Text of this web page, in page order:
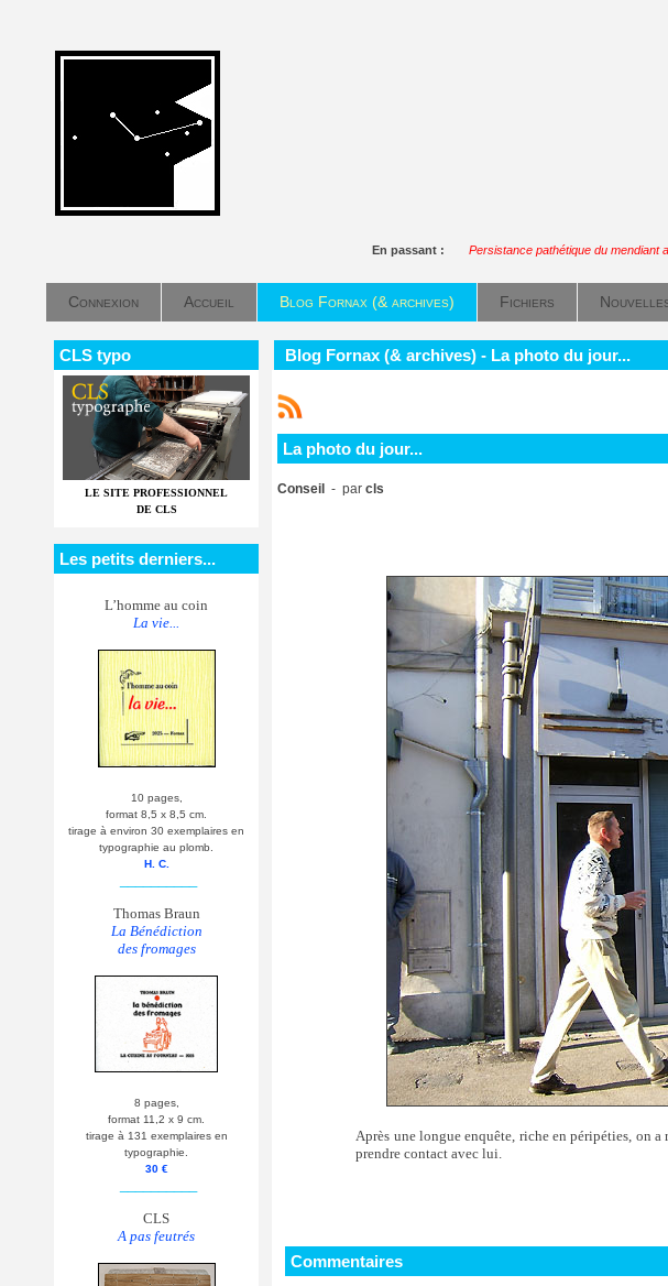
En passant : Persistance pathétique du mendiant
Connexion Accueil Blog Fornax (& archives) Fichiers
CLS typo
LE SITE PROFESSIONNEL
DE CLS
Les petits derniers...
L’homme au coin
La vie...
10 pages,
format 8,5 x 8,5 cm.
tirage à environ 30 exemplaires en
typographie au plomb.
H. C.
Thomas Braun
La Bénédiction
des fromages
8 pages,
format 11,2 x 9 cm.
tirage à 131 exemplaires en
typographie.
30 €
CLS
A pas feutrés
Blog Fornax (& archives) - La photo du jour...
La photo du jour...
Conseil - par cls
Après une longue enquête, riche en péripéties, on
prendre contact avec lui.
Commentaires